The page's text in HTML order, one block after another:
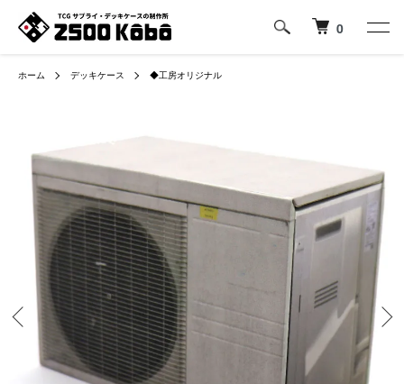
0
ホーム デッキケース ◆工房オリジナル